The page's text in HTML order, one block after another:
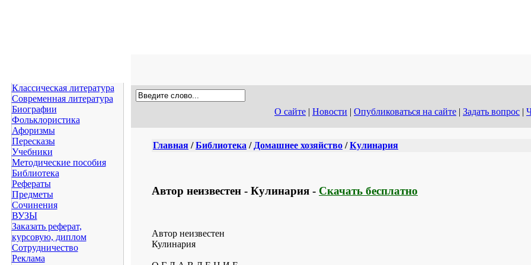
Классическая литература
Современная литература
Биографии
Фольклористика
Афоризмы
Пересказы
Учебники
Методические пособия
Библиотека
Рефераты
Предметы
Сочинения
ВУЗЫ
Заказать реферат,
курсовую, диплом
Сотрудничество
Реклама
О сайте | Новости | Опубликоваться на сайте | Задать вопрос |
Главная /Библиотека / Домашнее хозяйство /Кулинария
Автор неизвестен - Кулинария - Скачать бесплатно
Автор неизвестен
Кулинария